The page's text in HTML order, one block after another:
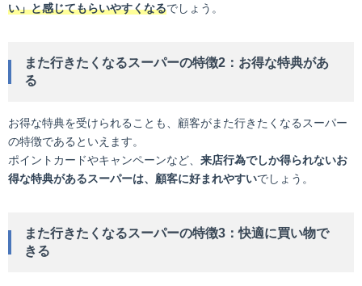
い」と感じてもらいやすくなるでしょう。
また行きたくなるスーパーの特徴2：お得な特典があ
る
お得な特典を受けられることも、顧客がまた行きたくなるスーパー
の特徴であるといえます。
ポイントカードやキャンペーンなど、 来店行為でしか得られないお
得な特典があるスーパーは、顧客に好まれやすいでしょう。
また行きたくなるスーパーの特徴3：快適に買い物で
きる